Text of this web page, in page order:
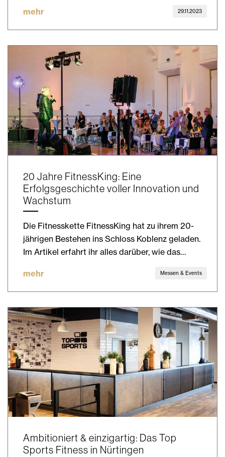
mehr 29.11.2023
20 Jahre FitnessKing: Eine
Erfolgsgeschichte voller Innovation und
Wachstum
Die Fitnesskette FitnessKing hat zu ihrem 20-
jährigen Bestehen ins Schloss Koblenz geladen.
Im Artikel erfahrt ihr alles darüber, wie das…
mehr Messen & Events
Ambitioniert & einzigartig: Das Top
Sports Fitness in Nürtingen